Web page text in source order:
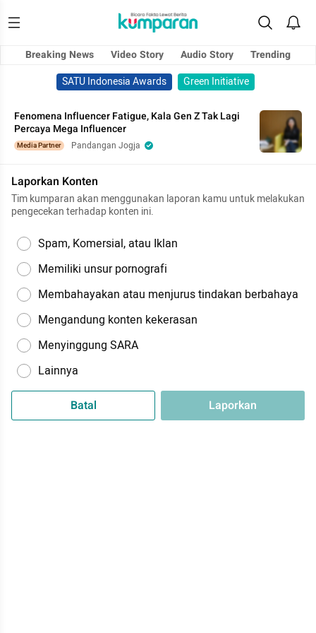
Breaking News Video Story Audio Story
Trending
SATU Indonesia Awards
Green Initiative
Fenomena Influencer Fatigue, Kala Gen Z Tak Lagi
Percaya Mega Influencer
Media Partner Pandangan Jogja
Laporkan Konten
Tim kumparan akan menggunakan laporan kamu untuk melakukan
pengecekan terhadap konten ini.
Spam, Komersial, atau Iklan
Memiliki unsur pornografi
Membahayakan atau menjurus tindakan berbahaya
Mengandung konten kekerasan
Menyinggung SARA
Lainnya
Batal Laporkan